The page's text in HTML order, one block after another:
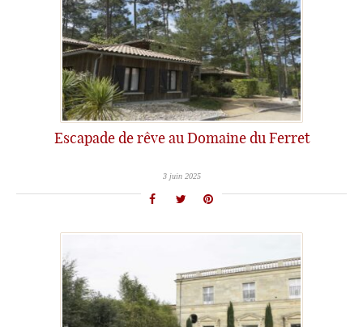
Escapade de rêve au Domaine du Ferret
3 juin 2025